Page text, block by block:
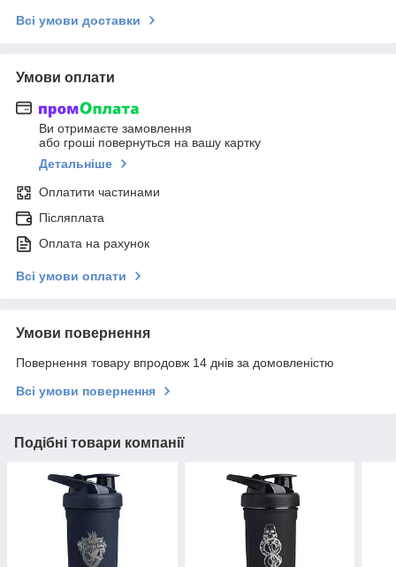
Всі умови доставки
Умови оплати
Ви отримаєте замовлення
або гроші повернуться на вашу картку
Детальніше
Оплатити частинами
Післяплата
Оплата на рахунок
Всі умови оплати
Умови повернення
Повернення товару впродовж 14 днів за домовленістю
Всі умови повернення
Подібні товари компанії